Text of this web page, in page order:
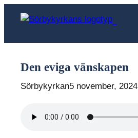
Den eviga vänskapen
Sörbykyrkan5 november, 2024